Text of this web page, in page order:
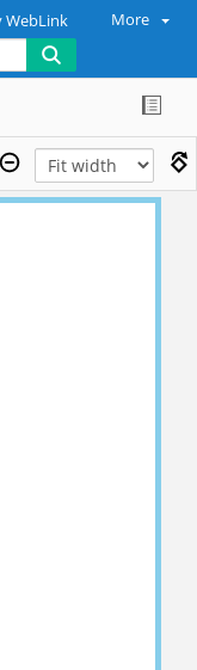
WebLink More